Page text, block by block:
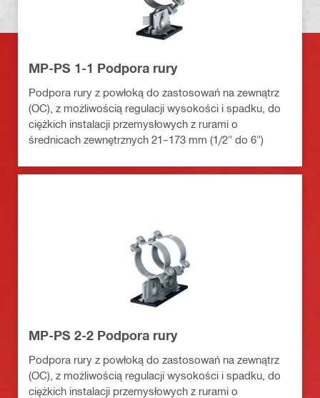
MP-PS 1-1 Podpora rury
Podpora rury z powłoką do zastosowań na zewnątrz
(OC), z możliwością regulacji wysokości i spadku, do
ciężkich instalacji przemysłowych z rurami o
średnicach zewnętrznych 21–173 mm (1/2" do 6")
MP-PS 2-2 Podpora rury
Podpora rury z powłoką do zastosowań na zewnątrz
(OC), z możliwością regulacji wysokości i spadku, do
ciężkich instalacji przemysłowych z rurami o